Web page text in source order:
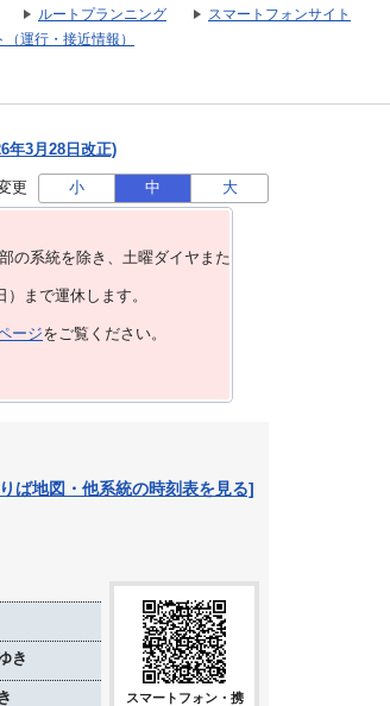
ルートプランニング
スマートフォンサイト
運行・接近情報）
年3月28日改正)
更 小 中 大
の系統を除き、⼟曜ダイヤまた
まで運休します。
ージをご覧ください。
ば地図・他系統の時刻表を見る]
き
スマートフォン・携